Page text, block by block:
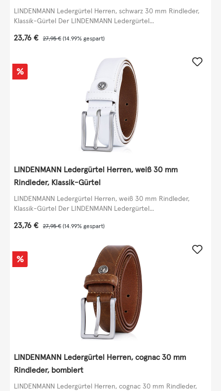
LINDENMANN Ledergürtel Herren, schwarz 30 mm Rindleder,
Klassik-Gürtel Der LINDENMANN Ledergürtel...
Verkaufspreis:
23,76 € Regulärer Preis:
27,95 € (14.99% gespart)
Rabatt
%
LINDENMANN Ledergürtel Herren, weiß 30 mm
Rindleder, Klassik-Gürtel
LINDENMANN Ledergürtel Herren, weiß 30 mm Rindleder,
Klassik-Gürtel Der LINDENMANN Ledergürtel...
Verkaufspreis:
23,76 € Regulärer Preis:
27,95 € (14.99% gespart)
Rabatt
%
LINDENMANN Ledergürtel Herren, cognac 30 mm
Rindleder, bombiert
LINDENMANN Ledergürtel Herren, cognac 30 mm Rindleder,